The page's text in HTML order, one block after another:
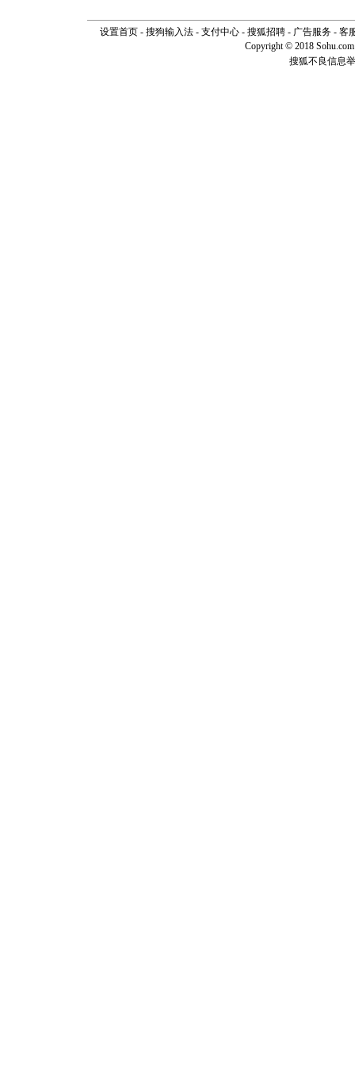
设置首页- 搜狗输入法- 支付中心- 搜狐招聘- 广告服务- 客
Copyright © 2018
搜狐不良信息